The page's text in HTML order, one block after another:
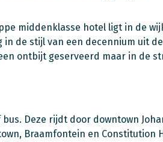
middenklasse hotel ligt in de
de stijl van een decennium uit
ontbijt geserveerd maar in de
bus. Deze rijdt door downtown
Braamfontein en Constitution